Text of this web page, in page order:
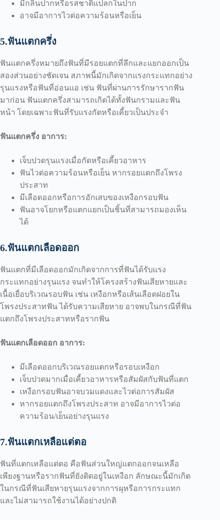
มีกลิ่นปากหรือรสชาติแปลกในปาก
อาจมีอาการไวต่อความร้อนหรือเย็น
5.ฟันแตกครึ่ง
ฟันแตกครึ่งหมายถึงฟันที่มีรอยแตกที่ลึกและแยกออกเป็น
สองส่วนอย่างชัดเจน สภาพนี้มักเกิดจากแรงกระแทกอย่าง
รุนแรงหรือฟันที่อ่อนแอ เช่น ฟันที่ผ่านการรักษารากฟัน
มาก่อน ฟันแตกครึ่งสามารถเกิดได้ทั้งฟันกรามและฟัน
หน้า โดยเฉพาะฟันที่รับแรงกัดหรือเคี้ยวเป็นประจำ
ฟันแตกครึ่ง อาการ:
เจ็บปวดรุนแรงเมื่อกัดหรือเคี้ยวอาหาร
ฟันไวต่อความร้อนหรือเย็น หากรอยแตกถึงโพรง
ประสาท
มีเลือดออกหรือการอักเสบของเหงือกรอบฟัน
ฟันอาจโยกหรือแตกแยกเป็นชิ้นที่สามารถมองเห็น
ได้
6.ฟันแตกเลือดออก
ฟันแตกที่มีเลือดออกมักเกิดจากการที่ฟันได้รับแรง
กระแทกอย่างรุนแรง จนทำให้โครงสร้างฟันเสียหายและ
เนื้อเยื่อบริเวณรอบฟัน เช่น เหงือกหรือเส้นเลือดฝอยใน
โพรงประสาทฟัน ได้รับความเสียหาย อาจพบในกรณีที่ฟัน
แตกถึงโพรงประสาทหรือรากฟัน
ฟันแตกเลือดออก อาการ:
มีเลือดออกบริเวณรอยแตกหรือรอบเหงือก
เจ็บปวดมากเมื่อเคี้ยวอาหารหรือสัมผัสกับฟันที่แตก
เหงือกรอบฟันอาจบวมแดงและไวต่อการสัมผัส
หากรอยแตกถึงโพรงประสาท อาจมีอาการไวต่อ
ความร้อน/เย็นอย่างรุนแรง
7.ฟันแตกเหลือแต่ตอ
ฟันที่แตกเหลือแต่ตอ คือฟันส่วนใหญ่แตกออกจนเหลือ
เพียงฐานหรือรากฟันที่ยังติดอยู่ในเหงือก ลักษณะนี้มักเกิด
ในกรณีที่ฟันเสียหายรุนแรงจากการผุหรือการกระแทก
และไม่สามารถใช้งานได้อย่างปกติ